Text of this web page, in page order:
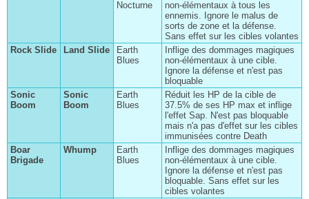
Nocturne
non-élémentaux à tous les
ennemis. Ignore le malus de
sorts de zone et la défense.
Sans effet sur les cibles volantes
Rock Slide
Land Slide
Earth
Blues
Inflige des dommages magiques
non-élémentaux à une cible.
Ignore la défense et n'est pas
bloquable
Sonic
Boom
Sonic
Boom
Earth
Blues
Réduit les HP de la cible de
37.5% de ses HP max et inflige
l'effet Sap. N'est pas bloquable
mais n'a pas d'effet sur les cibles
immunisées contre Death
Boar
Brigade
Whump
Earth
Blues
Inflige des dommages magiques
non-élémentaux à une cible.
Ignore la défense et n'est pas
bloquable. Sans effet sur les
cibles volantes